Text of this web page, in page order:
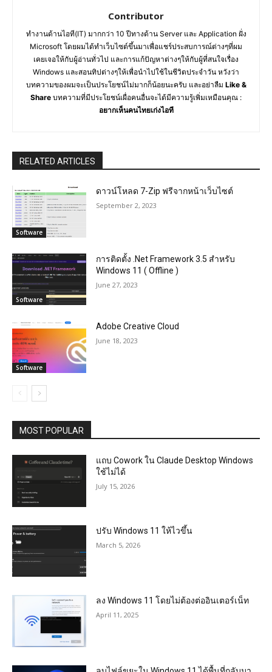
Contributor
ทำงานด้านไอที(IT) มากกว่า 10 ปีทางด้าน Server และ Application ฝั่ง
Microsoft โดยผมได้ทำเว็บไซต์ขึ้นมาเพื่อแชร์ประสบการณ์ต่างๆที่ผม
เคยเจอให้กับผู้อ่านทั่วไป และการแก้ปัญหาต่างๆให้กับผู้ที่สนใจเรื่อง
Windows และสอนทิปต่างๆให้เพื่อนำไปใช้ในชีวิตประจำวัน หวังว่า
บทความของผมจะเป็นประโยชน์ไม่มากก็น้อยนะครับ และอย่าลืม Like &
Share บทความที่มีประโยชน์เผื่อคนอื่นจะได้มีความรู้เพิ่มเหมือนคุณ :
อยากเห็นคนไทยเก่งไอที
RELATED ARTICLES
Software
ดาวน์โหลด 7-Zip ฟรีจากหน้าเว็บไซต์
September 2, 2023
Software
การติดตั้ง .Net Framework 3.5 สำหรับ
Windows 11 ( Offline )
June 27, 2023
Software
Adobe Creative Cloud
June 18, 2023
MOST POPULAR
แถบ Cowork ใน Claude Desktop Windows
ใช้ไม่ได้
July 15, 2026
ปรับ Windows 11 ให้ไวขึ้น
March 5, 2026
ลง Windows 11 โดยไม่ต้องต่ออินเตอร์เน็ท
April 11, 2025